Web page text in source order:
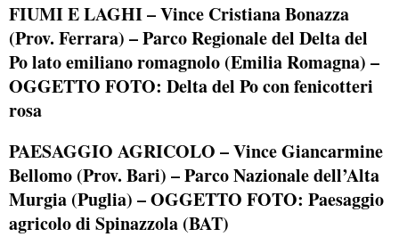
FIUMI E LAGHI –Vince Cristiana Bonazza
(Prov. Ferrara) – Parco Regionale del Delta del
Po lato emiliano romagnolo (Emilia Romagna) –
OGGETTO FOTO: Delta del Po con fenicotteri
rosa
PAESAGGIO AGRICOLO – Vince Giancarmine
Bellomo (Prov. Bari) – Parco Nazionale dell’Alta
Murgia (Puglia) – OGGETTO FOTO: Paesaggio
agricolo di Spinazzola (BAT)